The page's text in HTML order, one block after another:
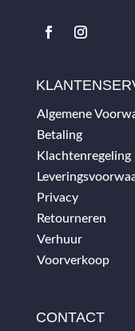
Algemene
Betaling
Klachtenregeling
Privacy
Retourneren
Verhuur
Voorverkoop
CONTACT